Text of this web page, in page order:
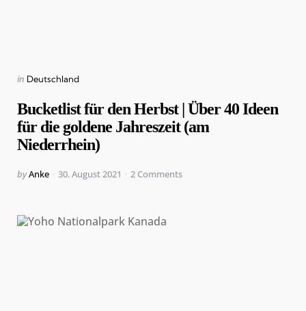
Categories
Posted
in Deutschland
Bucketlist für den Herbst | Über 40 Ideen
für die goldene Jahreszeit (am
Niederrhein)
Posted
byAnke 30. August 2021 2 Comments